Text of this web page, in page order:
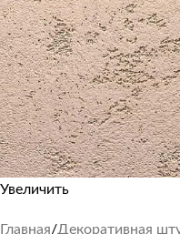
Увеличить
Главная Декоративная